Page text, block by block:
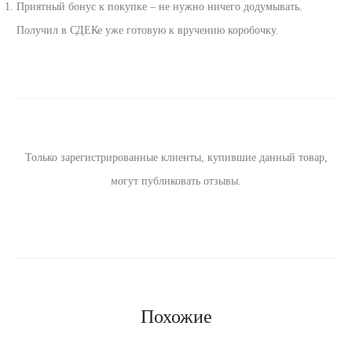
т
з
Приятный бонус к покупке – не нужно ничего додумывать.
Получил в СДЕКе уже готовую к вручению коробочку.
Только зарегистрированные клиенты, купившие данный товар,
могут публиковать отзывы.
Похожие